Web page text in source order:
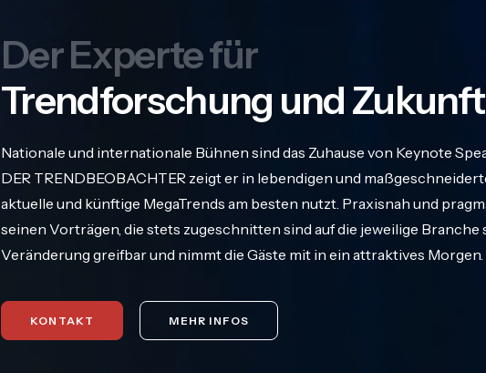
Der Experte für
Trendforschung und Zukunft
Nationale und internationale Bühnen sind das Zuhause von Keynote
DER TRENDBEOBACHTER zeigt er in lebendigen und
aktuelle und künftige MegaTrends am besten nutzt. Praxisnah und
seinen Vorträgen, die stets zugeschnitten sind auf die jeweilige
Veränderung greifbar und nimmt die Gäste mit in ein attraktives Morgen.
KONTAKT MEHR INFOS